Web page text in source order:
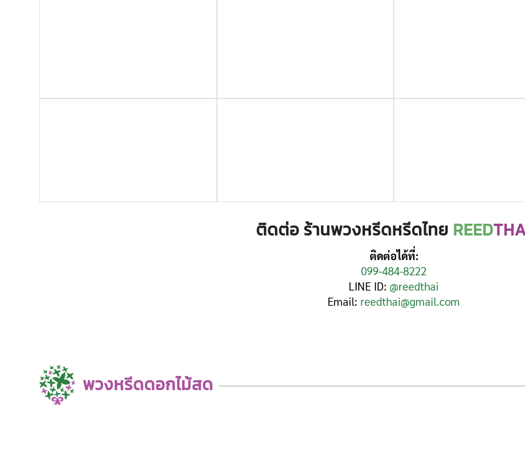
ติดต่อ ร้านพวงหรีดหรีดไทย REED
ติดต่อได้ที่:
099-484-8222
LINE ID: @reedthai
Email: reedthai@gmail.com
พวงหรีดดอกไม้สด